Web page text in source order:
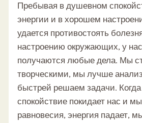
Пребывая в душевном
энергии и в хорошем
удается противостоять
настроению окружающих, у
получаются любые дела. Мы
творческими, мы лучше
быстрей решаем задачи.
спокойствие покидает нас и
равновесия, энергия падает,